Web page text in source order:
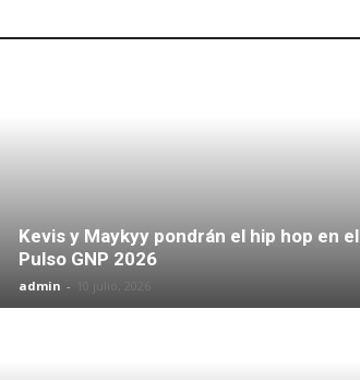
Kevis y Maykyy pondrán el hip hop en el
Pulso GNP 2026
admin -